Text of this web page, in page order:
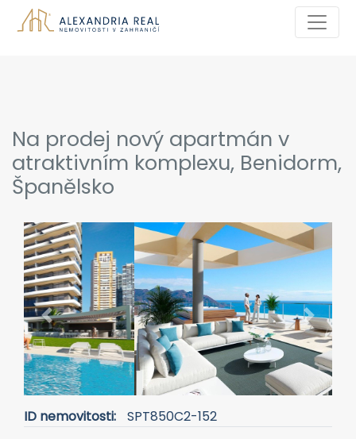
Na prodej nový apartmán v
atraktivním komplexu, Benidorm,
Španělsko
Previous Next
ID nemovitosti:
SPT850C2-152